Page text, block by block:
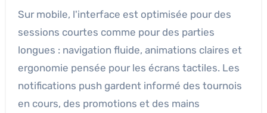
Sur mobile, l'interface est optimisée pour des
sessions courtes comme pour des parties
longues : navigation fluide, animations claires et
ergonomie pensée pour les écrans tactiles. Les
notifications push gardent informé des tournois
en cours, des promotions et des mains